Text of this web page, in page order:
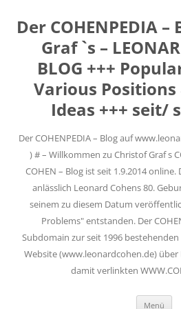
Der COHENPEDIA
Graf `s –
BLOG +++
Various
Ideas +++ seit/
Der COHENPEDIA – Blog auf
) # – Willkommen zu Christof Graf s
COHEN – Blog ist seit 1.9.2014 online.
anlässlich Leonard Cohens 80.
seinem zu diesem Datum
Problems" entstanden. Der
Subdomain zur seit 1996
Website (www.leonardcohen.de)
damit verlinkten
Menü